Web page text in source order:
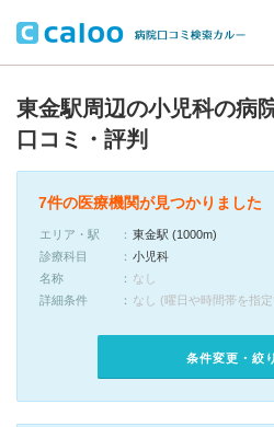
東金駅周辺の小児科の病
口コミ・評判
7件の医療機関が見つかりました
エリア・駅
東金駅 (1000m)
診療科目
小児科
名称
なし
詳細条件
なし (曜日や時間帯を指
条件変更・絞